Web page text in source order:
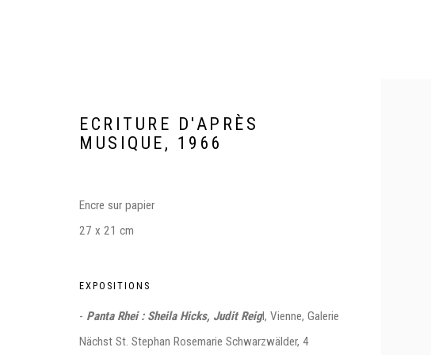
Manage cookies
ECRITURE D'APRÈS
MUSIQUE , 1966
Encre sur papier
27 x 21 cm
EXPOSITIONS
- Panta Rhei : Sheila Hicks, Judit Reigl, Vienne, Galerie
Nächst St. Stephan Rosemarie Schwarzwälder, 4